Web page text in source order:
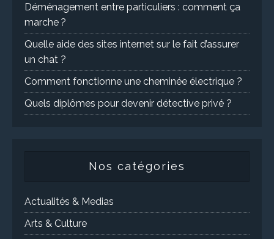
Déménagement entre particuliers : comment ça
marche ?
Quelle aide des sites internet sur le fait d’assurer
un chat ?
Comment fonctionne une cheminée électrique ?
Quels diplômes pour devenir détective privé ?
Nos catégories
Actualités & Medias
Arts & Culture